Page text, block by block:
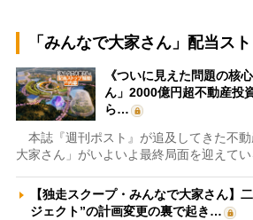
「みんなで大家さん」配当ス
《ついに見えた問題の核
ん」2000億円超不動産投
ら…
本誌『週刊ポスト』が追及してきた不
大家さん」がいよいよ最終局面を迎えて
【独走スクープ・みんなで大家さん】
ジェクト”の計画変更の裏で起き…